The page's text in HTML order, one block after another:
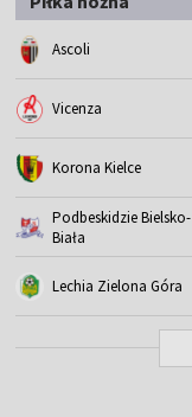
Ascoli
Vicenza
Korona Kielce
Podbeskidzie Bielsko-
Biała
Lechia Zielona Góra